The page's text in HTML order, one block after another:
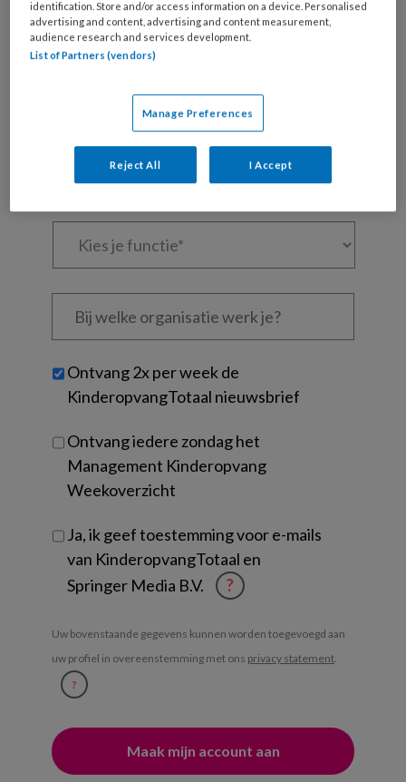
Al een account of abonnement?Log dan in
mailadres?
Kies
wachtwoord* *
Kies
Bij
welke
je?
Untitled
Ontvang 2x per week de
KinderopvangTotaal nieuwsbrief
Ontvang iedere zondag het
Management Kinderopvang
Weekoverzicht
Ja, ik geef toestemming voor e-mails
van KinderopvangTotaal en
Springer Media B.V.
?
Uw bovenstaande gegevens kunnen worden toegevoegd aan
uw profiel in overeenstemming met ons privacy statement.
?
identification. Store and/or access information on a device. Personalised
advertising and content, advertising and content measurement,
audience research and services development.
List of Partners (vendors)
Manage Preferences
Reject All I Accept